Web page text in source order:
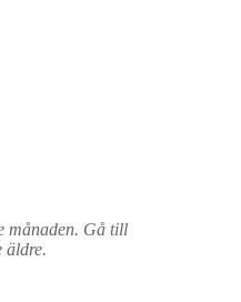
månaden. Gå till
äldre.